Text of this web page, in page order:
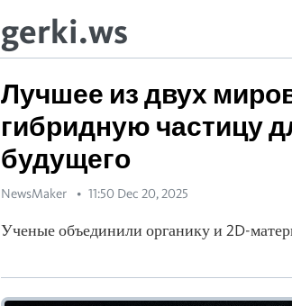
gerki.ws
Лучшее из двух
гибридную частицу
будущего
NewsMaker 11:50 Dec 20, 2025
Ученые объединили органику и 2D-